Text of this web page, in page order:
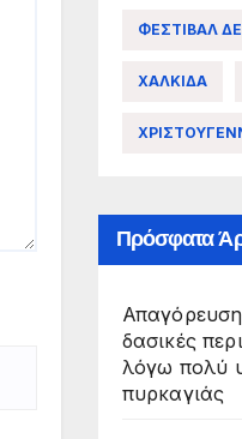
ΦΕΣΤΙΒΑΛ
ΧΑΛΚΙΔΑ
Πρόσφατα
δασικές
λόγω πολύ
πυρκαγιάς